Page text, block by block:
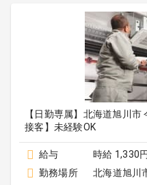
【日勤専属】北海道旭川
接客】未経験OK
給与
時給 1,330
勤務場所
北海道旭川